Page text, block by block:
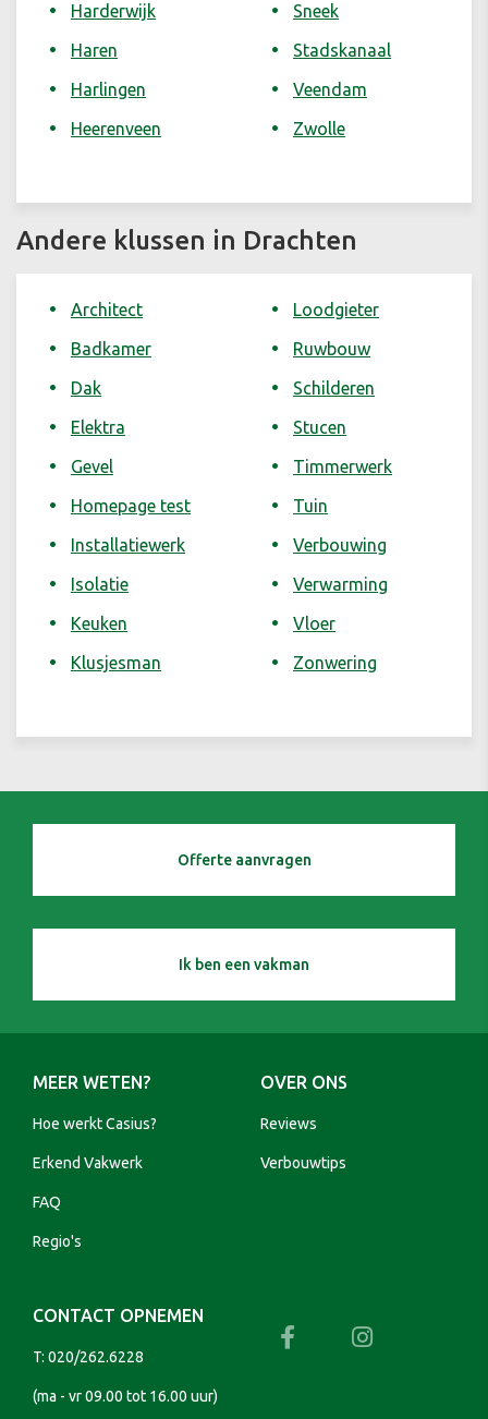
Harderwijk
Haren
Harlingen
Heerenveen
Sneek
Stadskanaal
Veendam
Zwolle
Andere klussen in Drachten
Architect
Badkamer
Dak
Elektra
Gevel
Homepage test
Installatiewerk
Isolatie
Keuken
Klusjesman
Loodgieter
Ruwbouw
Schilderen
Stucen
Timmerwerk
Tuin
Verbouwing
Verwarming
Vloer
Zonwering
Offerte aanvragen
Ik ben een vakman
MEER WETEN?
Hoe werkt Casius?
Erkend Vakwerk
FAQ
Regio's
OVER ONS
Reviews
Verbouwtips
CONTACT OPNEMEN
T: 020/262.6228
(ma - vr 09.00 tot 16.00 uur)